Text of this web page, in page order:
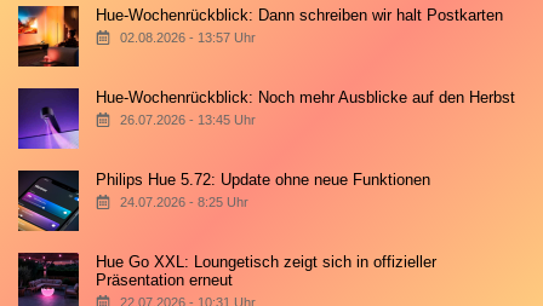
Hue-Wochenrückblick: Dann schreiben wir halt Postkarten
02.08.2026 - 13:57 Uhr
Hue-Wochenrückblick: Noch mehr Ausblicke auf den Herbst
26.07.2026 - 13:45 Uhr
Philips Hue 5.72: Update ohne neue Funktionen
24.07.2026 - 8:25 Uhr
Hue Go XXL: Loungetisch zeigt sich in offizieller
Präsentation erneut
22.07.2026 - 10:31 Uhr